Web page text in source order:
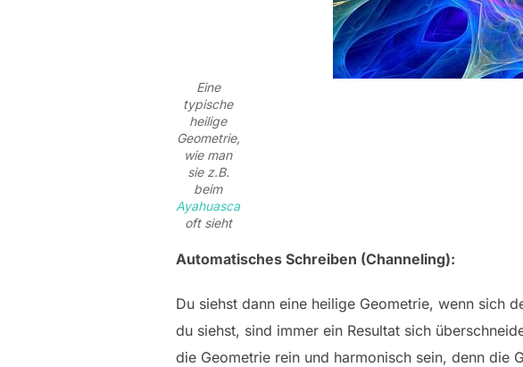
Eine
typische
heilige
Geometrie,
wie man
sie z.B.
beim
Ayahuasca
oft sieht
Automatisches Schreiben (Channeling):
Du siehst dann eine heilige Geometrie, wenn sich
du siehst, sind immer ein Resultat sich
die Geometrie rein und harmonisch sein, denn die